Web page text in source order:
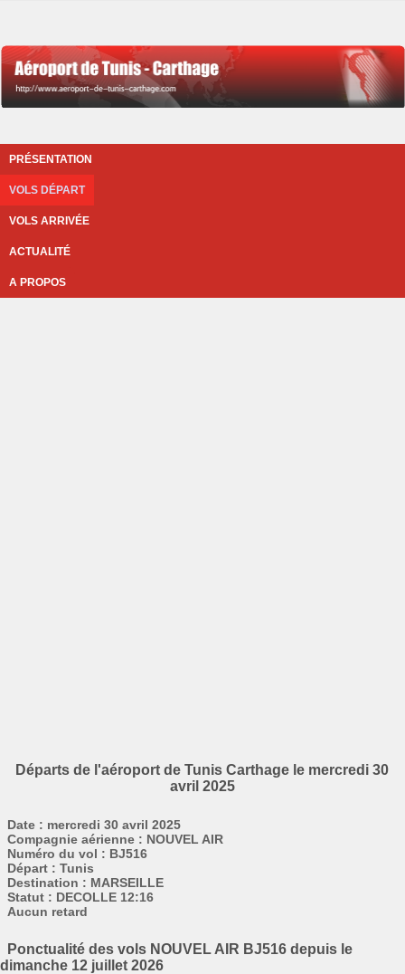
PRÉSENTATION
VOLS DÉPART
VOLS ARRIVÉE
ACTUALITÉ
A PROPOS
Départs de l'aéroport de Tunis Carthage le mercredi 30
avril 2025
Date : mercredi 30 avril 2025
Compagnie aérienne : NOUVEL AIR
Numéro du vol : BJ516
Départ : Tunis
Destination : MARSEILLE
Statut : DECOLLE 12:16
Aucun retard
Ponctualité des vols NOUVEL AIR BJ516 depuis le
dimanche 12 juillet 2026